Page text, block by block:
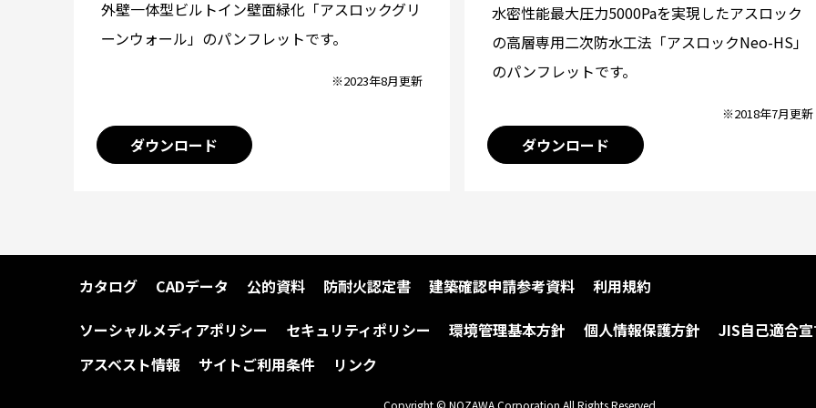
外壁一体型ビルトイン壁面緑化「アスロックグリ
ーンウォール」のパンフレットです。
※2023年8月更新
ダウンロード
水密性能最大圧力5000Paを実現したアスロック
の高層専用二次防水工法「アスロックNeo-HS」
のパンフレットです。
※2018年7月更新
ダウンロード
カタログ CADデータ 公的資料 防耐火認定書 建築確認申請参考資料
利用規約
ソーシャルメディアポリシー
セキュリティポリシー 環境管理基本方針 個人情報保護方針
JIS自己適合
アスベスト情報
サイトご利用条件 リンク
Copyright © NOZAWA Corporation All Rights Reserved.